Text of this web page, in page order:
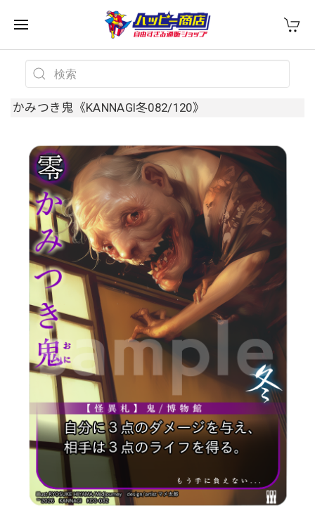
かみつき鬼《KANNAGI冬082/120》